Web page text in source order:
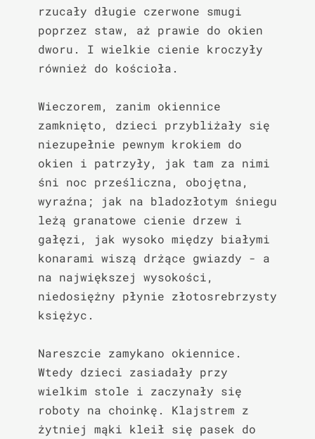
rzucały długie czerwone smugi
poprzez staw, aż prawie do okien
dworu. I wielkie cienie kroczyły
również do kościoła.
Wieczorem, zanim okiennice
zamknięto, dzieci przybliżały się
niezupełnie pewnym krokiem do
okien i patrzyły, jak tam za nimi
śni noc prześliczna, obojętna,
wyraźna; jak na bladozłotym śniegu
leżą granatowe cienie drzew i
gałęzi, jak wysoko między białymi
konarami wiszą drżące gwiazdy - a
na największej wysokości,
niedosiężny płynie złotosrebrzysty
księżyc.
Nareszcie zamykano okiennice.
Wtedy dzieci zasiadały przy
wielkim stole i zaczynały się
roboty na choinkę. Klajstrem z
żytniej mąki kleił się pasek do